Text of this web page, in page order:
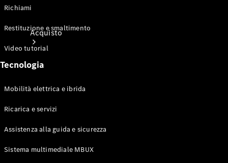
Acquisto
Auto nuove
in pronta
consegna
Auto usate
Richiami
Restituzione e smaltimento
Video tutorial
Tecnologia
Mobilità elettrica e ibrida
Ricarica e servizi
Assistenza alla guida e sicurezza
Sistema multimediale MBUX